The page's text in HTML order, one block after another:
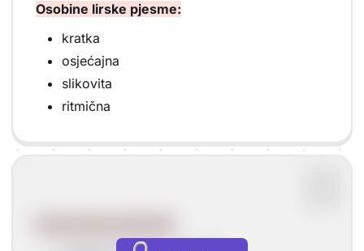
Osobine lirske pjesme:
kratka
osjećajna
slikovita
ritmična